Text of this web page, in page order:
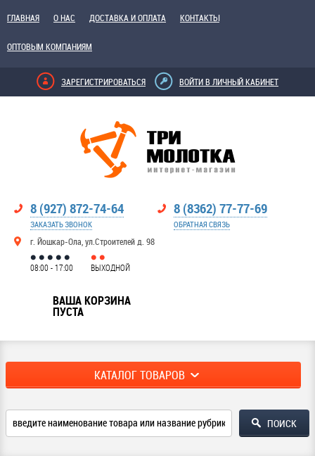
ГЛАВНАЯ О НАС ДОСТАВКА И ОПЛАТА КОНТАКТЫ
ОПТОВЫМ КОМПАНИЯМ
ЗАРЕГИСТРИРОВАТЬСЯ ВОЙТИ В ЛИЧНЫЙ КАБИНЕТ
8 (927) 872-74-64
ЗАКАЗАТЬ ЗВОНОК
г. Йошкар-Ола, ул.Строителей д. 98
8 (8362) 77-77-69
ОБРАТНАЯ СВЯЗЬ
08:00 - 17:00 ВЫХОДНОЙ
ВАША КОРЗИНА
ПУСТА
КАТАЛОГ ТОВАРОВ